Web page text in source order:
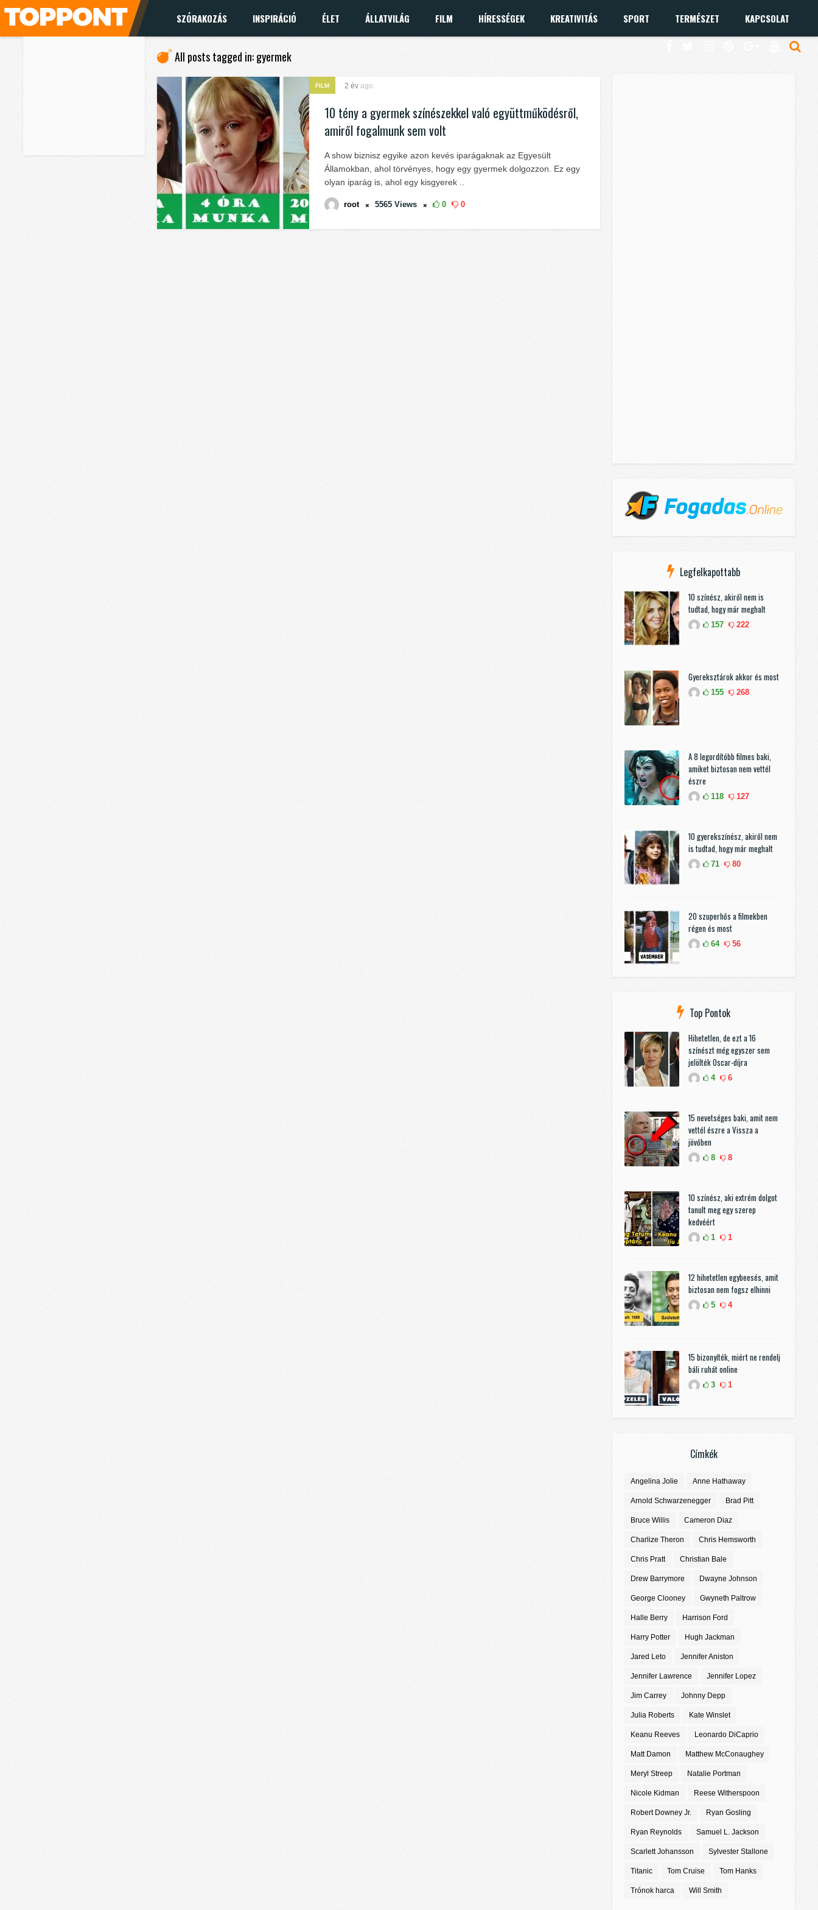
SZÓRAKOZÁS INSPIRÁCIÓ ÉLET ÁLLATVILÁG FILM HÍRESSÉGEK KREATIVITÁS SPORT TERMÉSZET KAPCSOLAT
All posts tagged in: gyermek
FILM 2 év ago
10 tény a gyermek színészekkel való együttműködésről,
amiről fogalmunk sem volt
A show biznisz egyike azon kevés iparágaknak az Egyesült
Államokban, ahol törvényes, hogy egy gyermek dolgozzon. Ez egy
olyan iparág is, ahol egy kisgyerek ..
root 5565 Views 0 0
Legfelkapottabb
10 színész, akiről nem is
tudtad, hogy már meghalt
157 222
Gyereksztárok akkor és most
155 268
A 8 legordítóbb filmes baki,
amiket biztosan nem vettél
észre
118 127
10 gyerekszínész, akiről nem
is tudtad, hogy már meghalt
71 80
20 szuperhős a filmekben
régen és most
64 56
Top Pontok
Hihetetlen, de ezt a 16
színészt még egyszer sem
jelölték Oscar-díjra
4 6
15 nevetséges baki, amit nem
vettél észre a Vissza a
jövőben
8 8
10 színész, aki extrém dolgot
tanult meg egy szerep
kedvéért
1 1
12 hihetetlen egybeesés, amit
biztosan nem fogsz elhinni
5 4
15 bizonyíték, miért ne rendelj
báli ruhát online
3 1
Címkék
Angelina Jolie Anne Hathaway
Arnold Schwarzenegger Brad Pitt
Bruce Willis Cameron Diaz
Charlize Theron Chris Hemsworth
Chris Pratt Christian Bale
Drew Barrymore Dwayne Johnson
George Clooney Gwyneth Paltrow
Halle Berry Harrison Ford
Harry Potter Hugh Jackman
Jared Leto Jennifer Aniston
Jennifer Lawrence Jennifer Lopez
Jim Carrey Johnny Depp
Julia Roberts Kate Winslet
Keanu Reeves Leonardo DiCaprio
Matt Damon Matthew McConaughey
Meryl Streep Natalie Portman
Nicole Kidman Reese Witherspoon
Robert Downey Jr. Ryan Gosling
Ryan Reynolds Samuel L. Jackson
Scarlett Johansson Sylvester Stallone
Titanic Tom Cruise Tom Hanks
Trónok harca Will Smith